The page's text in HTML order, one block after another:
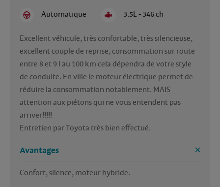
Automatique 3.5L - 346 ch
Excellent véhicule, très confortable, très silencieuse,
excellent couple de reprise, consommation sur route
entre 8 et 9 l au 100 km cela dépendra de votre style
de conduite. En ville le moteur électrique permet de
réduire la consommation notablement. MAIS
attention aux piétons qui ne vous entendent pas
arriver!!!!!
Entretien par Toyota très bien effectué.
Avantages
Confort, silence, moteur hybride.